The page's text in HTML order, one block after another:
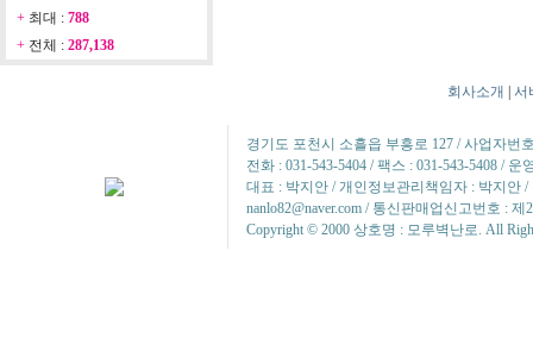
+ 최대 : 788
+ 전체 : 287,138
회사소개 서
경기도 포천시 소흘읍 부흥로 127 / 사업자번
전화 : 031-543-5404 / 팩스 : 031-543-5408 / 운
대표 : 박지안 / 개인정보관리책임자 : 박지안 /
nanlo82@naver.com / 통신판매업신고번호 : 제
Copyright © 2000 상호명 : 모루벽난로. All